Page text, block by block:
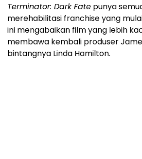
Terminator: Dark Fate punya
merehabilitasi franchise yang
ini mengabaikan film yang lebih
membawa kembali produser
bintangnya Linda Hamilton.